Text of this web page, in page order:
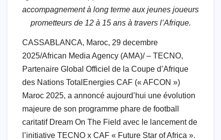
b
o
o
k
A
p
p
o
M
ail
dI
n
a
m
accompagnement à long terme aux jeunes joueurs
prometteurs de 12 à 15 ans à travers l’Afrique.
CASSABLANCA, Maroc, 29 decembre
2025/African Media Agency (AMA)/ – TECNO,
Partenaire Global Officiel de la Coupe d’Afrique
des Nations TotalEnergies CAF (« AFCON »)
Maroc 2025, a annoncé aujourd’hui une évolution
majeure de son programme phare de football
caritatif Dream On The Field avec le lancement de
l’initiative TECNO x CAF « Future Star of Africa ».